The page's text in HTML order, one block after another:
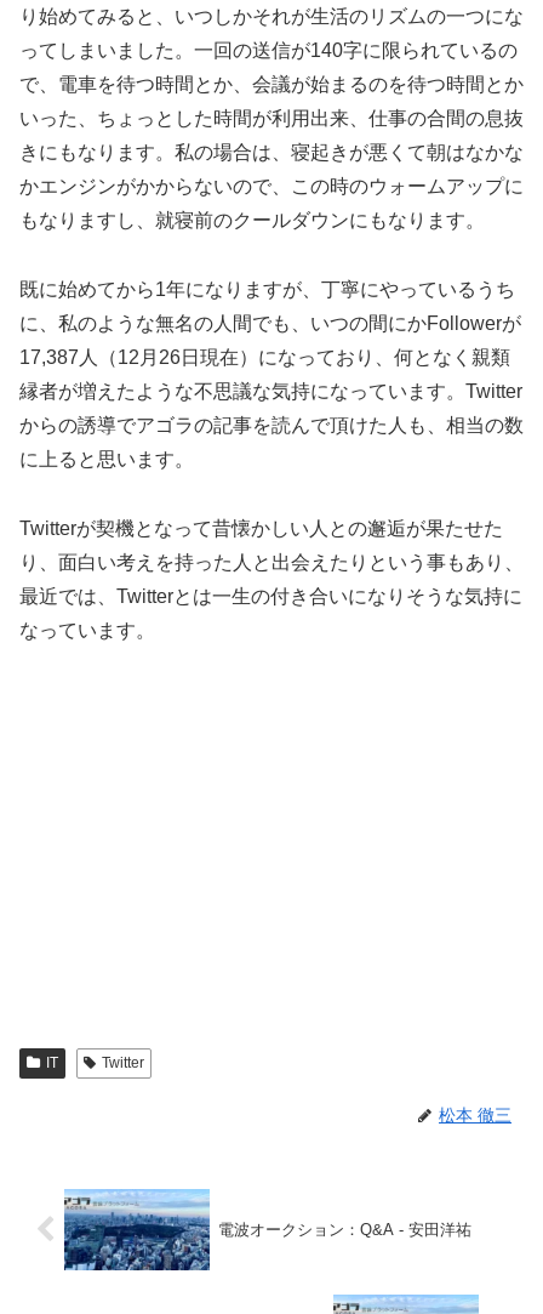
り始めてみると、いつしかそれが生活のリズムの一つにな
ってしまいました。一回の送信が140字に限られているの
で、電車を待つ時間とか、会議が始まるのを待つ時間とか
いった、ちょっとした時間が利用出来、仕事の合間の息抜
きにもなります。私の場合は、寝起きが悪くて朝はなかな
かエンジンがかからないので、この時のウォームアップに
もなりますし、就寝前のクールダウンにもなります。
既に始めてから1年になりますが、丁寧にやっているうち
に、私のような無名の人間でも、いつの間にかFollowerが
17,387人（12月26日現在）になっており、何となく親類
縁者が増えたような不思議な気持になっています。Twitter
からの誘導でアゴラの記事を読んで頂けた人も、相当の数
に上ると思います。
Twitterが契機となって昔懐かしい人との邂逅が果たせた
り、面白い考えを持った人と出会えたりという事もあり、
最近では、Twitterとは一生の付き合いになりそうな気持に
なっています。
IT Twitter
松本 徹三
電波オークション：Q&A - 安田洋祐